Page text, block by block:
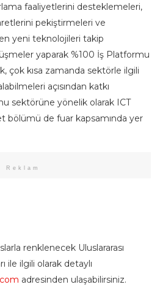
faaliyetlerini desteklemeleri,
pekiştirmeleri ve
yeni teknolojileri takip
yaparak %100 İş Platformu
çok kısa zamanda sektörle ilgili
açısından katkı
sektörüne yönelik olarak ICT
bölümü de fuar kapsamında yer
Reklam
renklenecek Uluslararası
ile ilgili olarak detaylı
adresinden ulaşabilirsiniz.